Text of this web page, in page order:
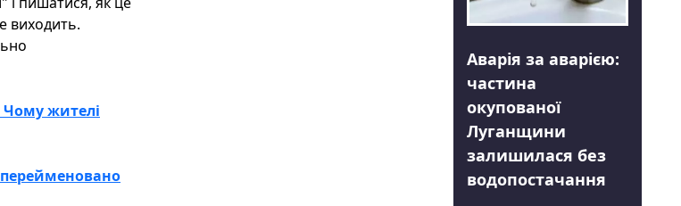
виходить.
Чому жителі
Аварія за аварією:
частина
окупованої
Луганщини
залишилася без
водопостачання